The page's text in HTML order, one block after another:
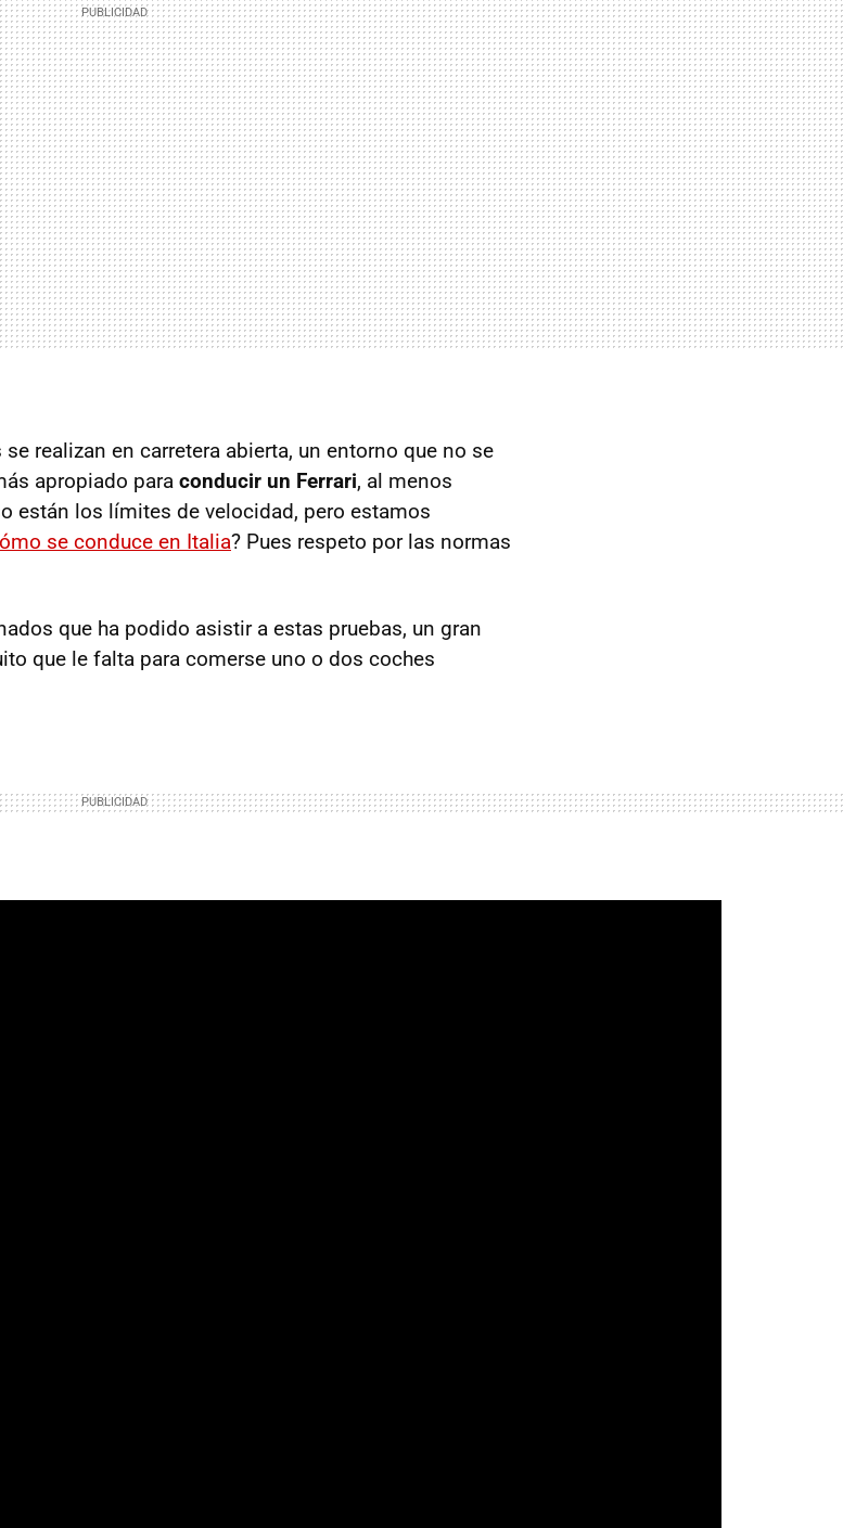
realizan en carretera abierta, un entorno que no se
apropiado para conducir un Ferrari, al menos
están los límites de velocidad, pero estamos
se conduce en Italia? Pues respeto por las normas
que ha podido asistir a estas pruebas, un gran
que le falta para comerse uno o dos coches